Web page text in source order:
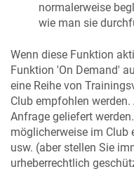
normalerweise
wie man sie
Wenn diese Funktion
Funktion 'On Demand'
eine Reihe von
Club empfohlen
Anfrage geliefert
möglicherweise im Club
usw. (aber stellen Sie
urheberrechtlich